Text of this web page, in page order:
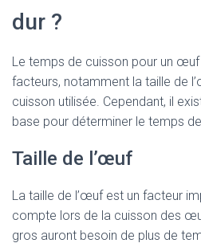
dur ?
Le temps de cuisson pour un
facteurs, notamment la taille de
cuisson utilisée. Cependant, il
base pour déterminer le temps
Taille de l’œuf
La taille de l’œuf est un facteur
compte lors de la cuisson des
gros auront besoin de plus de